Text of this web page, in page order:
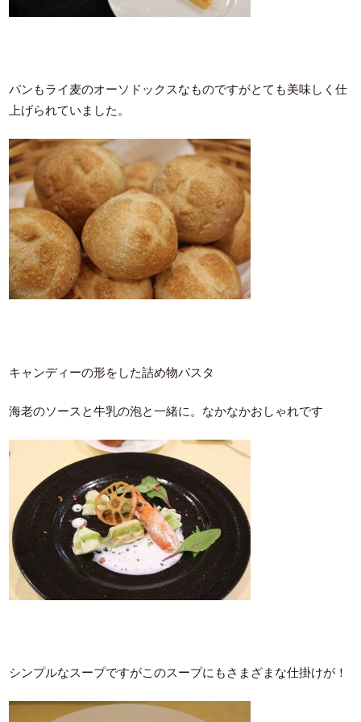
パンもライ麦のオーソドックスなものですがとても美味しく仕
上げられていました。
キャンディーの形をした詰め物パスタ
海老のソースと牛乳の泡と一緒に。なかなかおしゃれです
シンプルなスープですがこのスープにもさまざまな仕掛けが！